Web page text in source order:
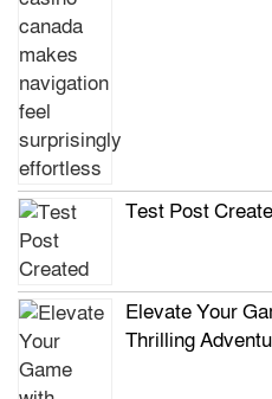
Test Post
Elevate Your
Thrilling